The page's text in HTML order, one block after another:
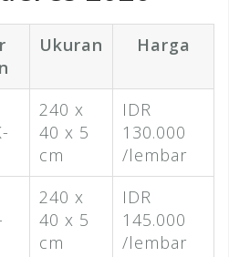
Ukuran Harga
240 x
40 x 5
cm
IDR
130.000
/lembar
240 x
40 x 5
cm
IDR
145.000
/lembar